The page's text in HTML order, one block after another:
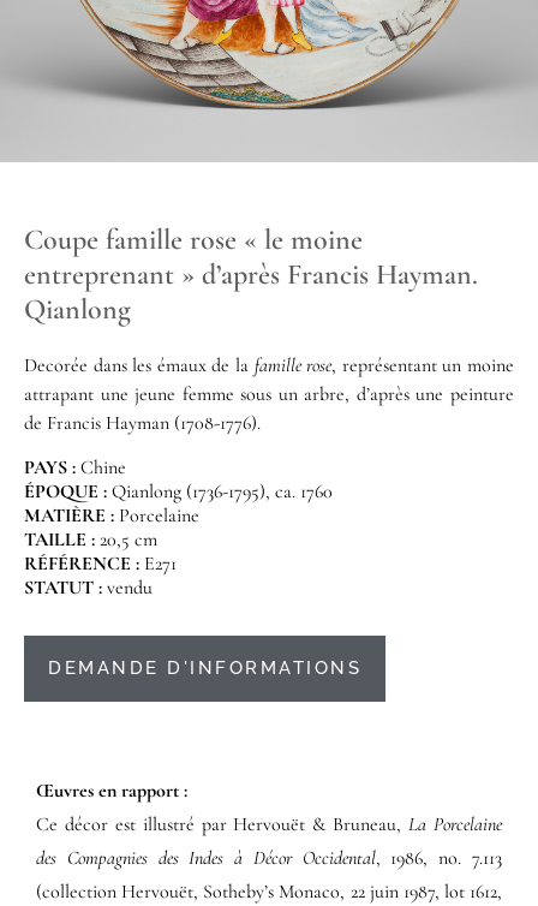
Coupe famille rose « le moine
entreprenant » d’après Francis Hayman.
Qianlong
Decorée dans les émaux de la famille rose, représentant un moine
attrapant une jeune femme sous un arbre, d’après une peinture
de Francis Hayman (1708-1776).
PAYS : Chine
ÉPOQUE : Qianlong (1736-1795), ca. 1760
MATIÈRE : Porcelaine
TAILLE : 20,5 cm
RÉFÉRENCE : E271
STATUT : vendu
DEMANDE D'INFORMATIONS
Œuvres en rapport :​
Ce décor est illustré par Hervouët & Bruneau,La Porcelaine
des Compagnies des Indes à Décor Occidental, 1986, no. 7.113
(collection Hervouët, Sotheby’s Monaco, 22 juin 1987, lot 1612,